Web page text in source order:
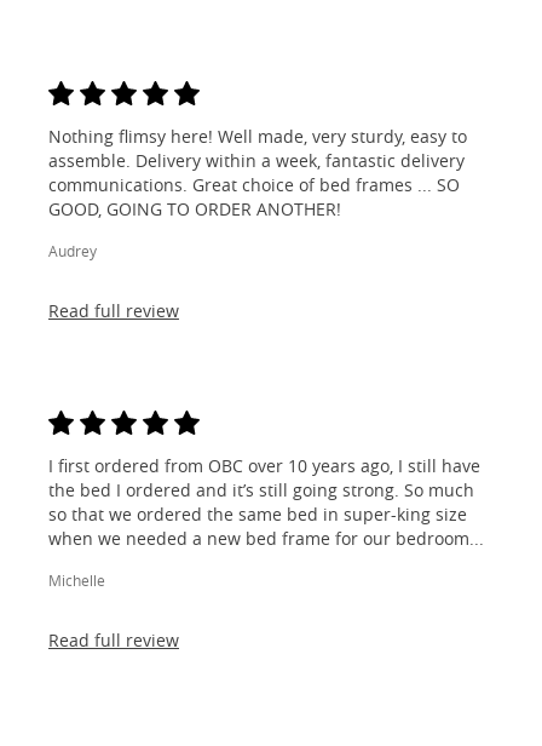
Nothing flimsy here! Well made, very sturdy, easy to
assemble. Delivery within a week, fantastic delivery
communications. Great choice of bed frames ... SO
GOOD, GOING TO ORDER ANOTHER!
Audrey
Read full review
I first ordered from OBC over 10 years ago, I still have
the bed I ordered and it’s still going strong. So much
so that we ordered the same bed in super-king size
when we needed a new bed frame for our bedroom...
Michelle
Read full review